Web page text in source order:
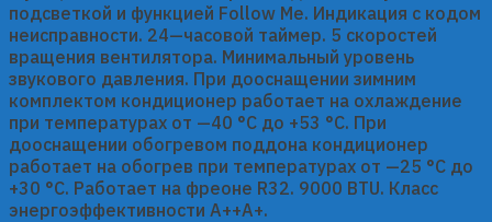
подсветкой и функцией Follow Me. Индикация с кодом
неисправности. 24—часовой таймер. 5 скоростей
вращения вентилятора. Минимальный уровень
звукового давления. При дооснащении зимним
комплектом кондиционер работает на охлаждение
при температурах от —40 °C до +53 °C. При
дооснащении обогревом поддона кондиционер
работает на обогрев при температурах от —25 °C до
+30 °C. Работает на фреоне R32. 9000 BTU. Класс
энергоэффективности A++A+.